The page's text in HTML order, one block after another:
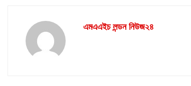
এমএএইচ লন্ডন নিউজ২৪